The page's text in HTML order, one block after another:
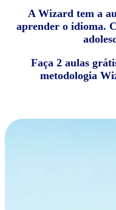
A Wizard tem a
aprender o idioma.
Faça 2 aulas
metodologia